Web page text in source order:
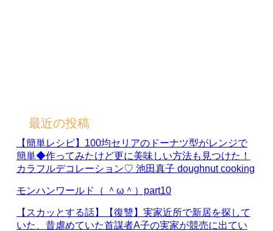
最近の投稿
【簡単レシピ】100均セリアのドーナツ型がレンジで
簡単◆作ってみたけど更に美味しい方法も見つけた！
カラフルデコレーション♡ 池田真子 doughnut cooking
モンハンワールド（ ＾ω＾）part10
【スカッとする話】【復讐】実家近所で新居を探して
いた、昔虐めていた首謀者A子の実家が競売に出てい